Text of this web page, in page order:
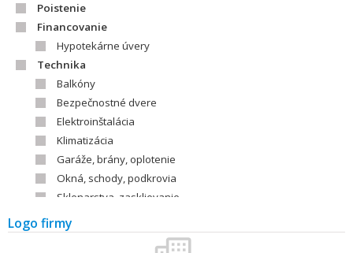
Poistenie
Financovanie
Hypotekárne úvery
Technika
Balkóny
Bezpečnostné dvere
Elektroinštalácia
Klimatizácia
Garáže, brány, oplotenie
Okná, schody, podkrovia
Sklenarstva, zasklievanie
Alarmy a zabezpečenie
Logo firmy